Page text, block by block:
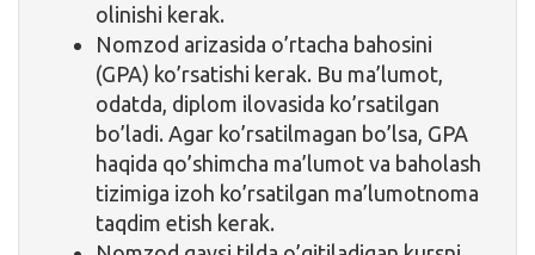
olinishi kerak.
Nomzod arizasida o’rtacha bahosini
(GPA) ko’rsatishi kerak. Bu ma’lumot,
odatda, diplom ilovasida ko’rsatilgan
bo’ladi. Agar ko’rsatilmagan bo’lsa, GPA
haqida qo’shimcha ma’lumot va baholash
tizimiga izoh ko’rsatilgan ma’lumotnoma
taqdim etish kerak.